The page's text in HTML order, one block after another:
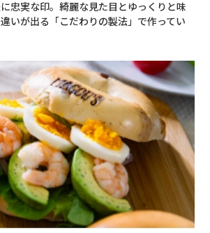
忠実な印。綺麗な見た目とゆっくりと味
いが出る「こだわりの製法」で作ってい